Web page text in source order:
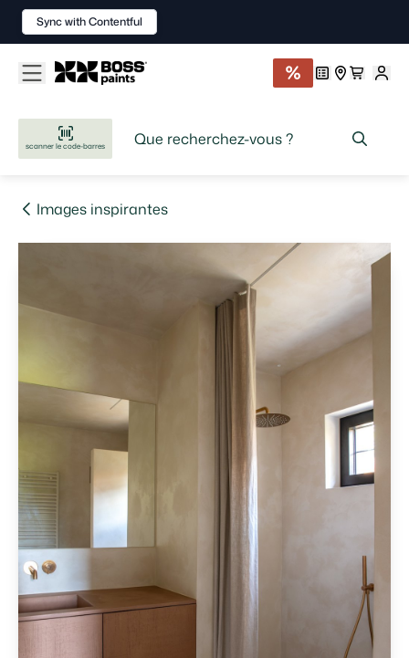
scanner le code-barres
Images inspirantes
Sync with Contentful